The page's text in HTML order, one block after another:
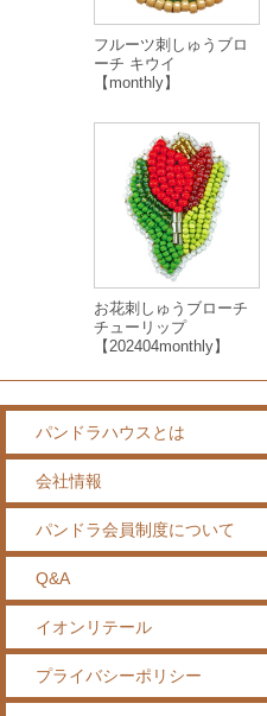
フルーツ刺しゅうブロ
ーチ キウイ
【monthly】
お花刺しゅうブローチ
チューリップ
【202404monthly】
パンドラハウスとは
会社情報
パンドラ会員制度について
Q&A
イオンリテール
プライバシーポリシー